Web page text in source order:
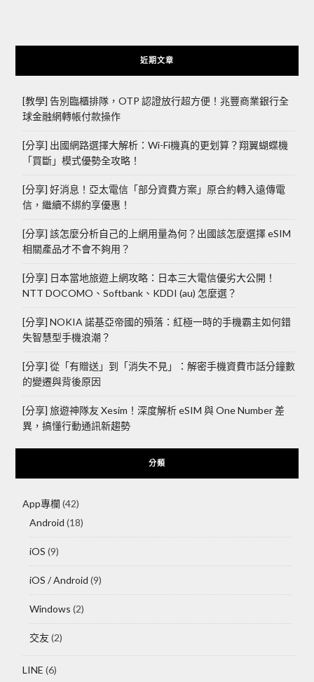
近期文章
[教學] 告別臨櫃排隊，OTP 認證放行超方便！兆豐商業銀行全
球金融網轉帳付款操作
[分享] 出國網路選擇大解析：Wi-Fi機真的更划算？翔翼蝴蝶機
「買斷」模式優勢全攻略！
[分享] 好消息！亞太電信「部分資費方案」原合約轉入遠傳電
信，繼續不綁約享優惠！
[分享] 該怎麼分析自己的上網用量為何？出國該怎麼選擇 eSIM
相關產品才不會不夠用？
[分享] 日本當地旅遊上網攻略：日本三大電信優劣大公開！
NTT DOCOMO、Softbank、KDDI (au) 怎麼選？
[分享] NOKIA 諾基亞帝國的殞落：紅極一時的手機霸主如何錯
失智慧型手機浪潮？
[分享] 從「有贈送」到「消失不見」：解密手機資費市話分鐘數
的變遷與背後原因
[分享] 旅遊神隊友 Xesim！深度解析 eSIM 與 One Number 差
異，搞懂行動通訊新趨勢
分類
App專欄 (42)
Android (18)
iOS (9)
iOS / Android (9)
Windows (2)
交友 (2)
LINE (6)